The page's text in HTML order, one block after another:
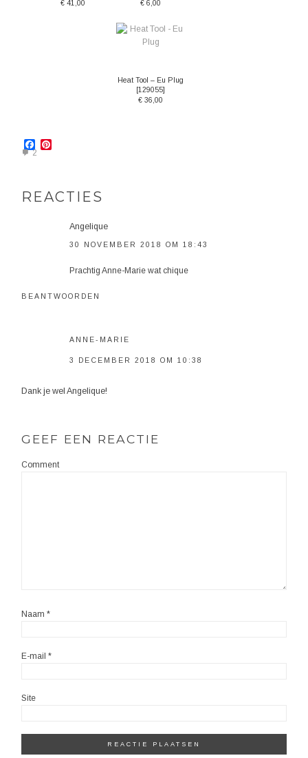
€ 41,00 € 6,00
Heat Tool – Eu Plug
[129055]
€ 36,00
Facebook
2
REACTIES
Angelique
30 NOVEMBER 2018 OM 18:43
Prachtig Anne-Marie wat chique
BEANTWOORDEN
ANNE-MARIE
3 DECEMBER 2018 OM 10:38
Dank je wel Angelique!
GEEF EEN REACTIE
Comment
Naam*
E-mail*
Site